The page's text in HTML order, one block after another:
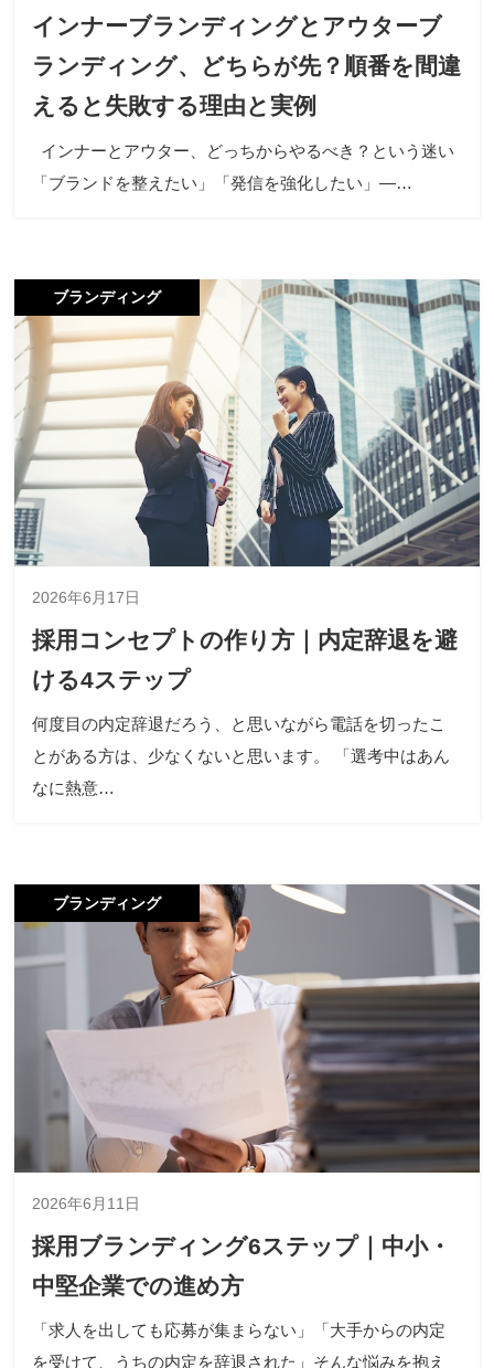
インナーブランディングとアウターブ
ランディング、どちらが先？順番を間違
えると失敗する理由と実例
インナーとアウター、どっちからやるべき？という迷い
「ブランドを整えたい」「発信を強化したい」―…
ブランディング
2026年6月17日
採用コンセプトの作り方｜内定辞退を避
ける4ステップ
何度目の内定辞退だろう、と思いながら電話を切ったこ
とがある方は、少なくないと思います。 「選考中はあん
なに熱意…
ブランディング
2026年6月11日
採用ブランディング6ステップ｜中小・
中堅企業での進め方
「求人を出しても応募が集まらない」「大手からの内定
を受けて、うちの内定を辞退された」そんな悩みを抱え